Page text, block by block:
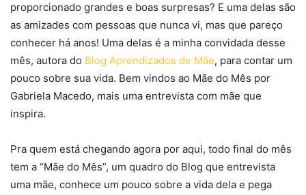
proporcionado grandes e boas surpresas? E uma delas são
as amizades com pessoas que nunca vi, mas que pareço
conhecer há anos! Uma delas é a minha convidada desse
mês, autora do Blog Aprendizados de Mãe, para contar um
pouco sobre sua vida. Bem vindos ao Mãe do Mês por
Gabriela Macedo, mais uma entrevista com mãe que
inspira.
Pra quem está chegando agora por aqui, todo final do mês
tem a “Mãe do Mês”, um quadro do Blog que entrevista
uma mãe, conhece um pouco sobre a vida dela e pega